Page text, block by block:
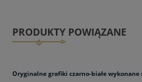
PRODUKTY POWIĄZANE
Oryginalne grafiki czarno-białe wykonane